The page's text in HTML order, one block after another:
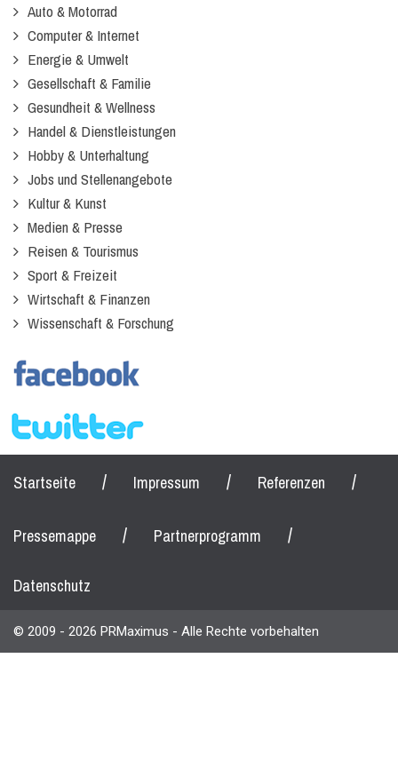
Auto & Motorrad
Computer & Internet
Energie & Umwelt
Gesellschaft & Familie
Gesundheit & Wellness
Handel & Dienstleistungen
Hobby & Unterhaltung
Jobs und Stellenangebote
Kultur & Kunst
Medien & Presse
Reisen & Tourismus
Sport & Freizeit
Wirtschaft & Finanzen
Wissenschaft & Forschung
Startseite / Impressum / Referenzen /
Pressemappe / Partnerprogramm /
Datenschutz
© 2009 - 2026 PRMaximus - Alle Rechte vorbehalten